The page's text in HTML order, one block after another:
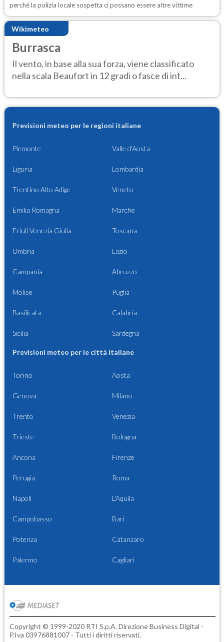
perché la polizia locale sospetta ci possano essere altre vittime
Wikimeteo
Burrasca
Il vento, in base alla sua forza, viene classificato
nella scala Beaufort in 12 gradi o fasce di int...
Previsioni meteo per le regioni italiane
Piemonte Valle d'Aosta
Liguria Lombardia
Trentino Alto Adige Veneto
Emilia Romagna Marche
Friuli Venezia Giulia Toscana
Umbria Lazio
Campania Abruzzo
Molise Puglia
Basilicata Calabria
Sicilia Sardegna
Previsioni meteo per le città italiane
Torino Aosta
Genova Milano
Trento Venezia
Trieste Bologna
Ancona Firenze
Perugia Roma
Napoli L'Aquila
Campobasso Bari
Potenza Catanzaro
Palermo Cagliari
Copyright © 1999-2020 RTI S.p.A. Direzione Business Digital -
P.Iva 03976881007 - Tutti i diritti riservati.